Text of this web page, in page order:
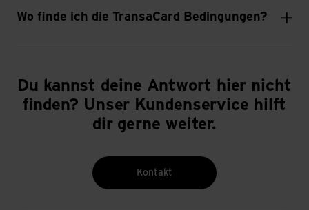
Wo finde ich die TransaCard Bedingungen?
Du kannst deine Antwort hier nicht
finden? Unser Kundenservice hilft
dir gerne weiter.
Kontakt